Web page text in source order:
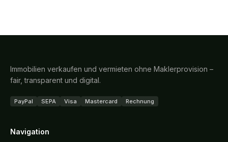
Immobilien verkaufen und vermieten ohne Maklerprovision –
fair, transparent und digital.
PayPal SEPA Visa Mastercard Rechnung
Navigation